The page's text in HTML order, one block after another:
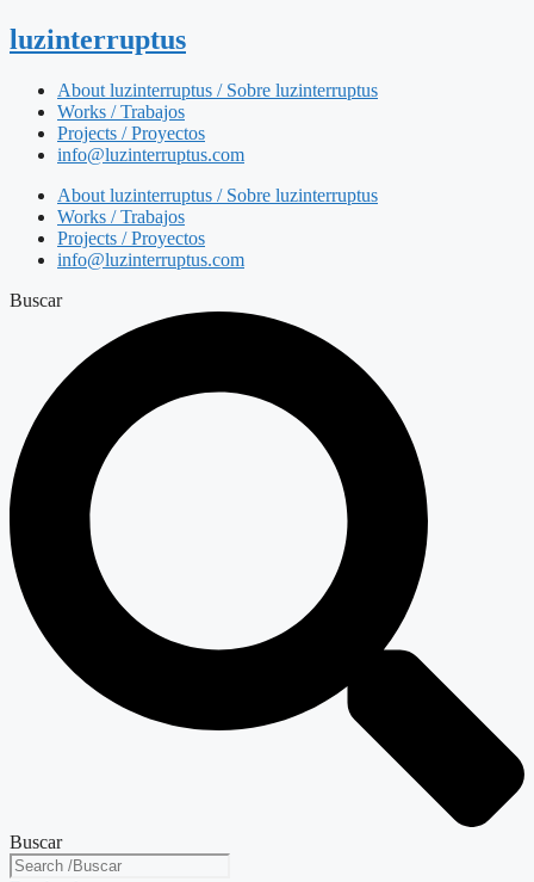
luzinterruptus
About luzinterruptus / Sobre luzinterruptus
Works / Trabajos
Projects / Proyectos
info@luzinterruptus.com
About luzinterruptus / Sobre luzinterruptus
Works / Trabajos
Projects / Proyectos
info@luzinterruptus.com
Buscar
Buscar